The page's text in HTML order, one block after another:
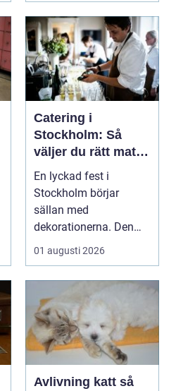
Catering i
Stockholm: Så
väljer du rätt mat
till ditt evenemang
En lyckad fest i
Stockholm börjar
sällan med
dekorationerna. Den
börjar i köket....
01 augusti 2026
Avlivning katt så